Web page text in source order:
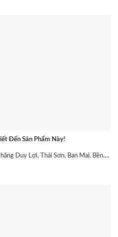
Đến Sản Phẩm Này!
Duy Lợi, Thái Sơn, Ban Mai. Bền....